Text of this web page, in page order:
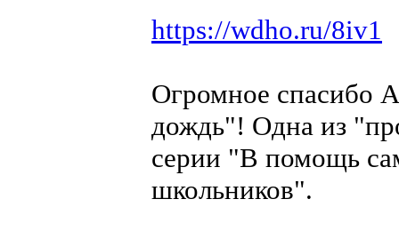
https://wdho.ru/8iv1
Огромное спасибо
дождь"! Одна из
серии "В помощь
школьников".